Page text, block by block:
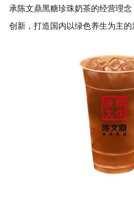
承陈文鼎黑糖珍珠奶茶的经营理
创新，打造国内以绿色养生为主的